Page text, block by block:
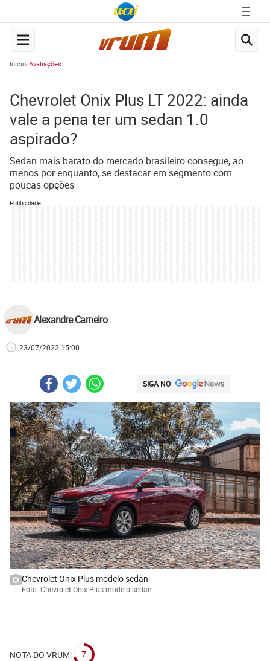
Início Avaliações
Chevrolet Onix Plus LT 2022: ainda
vale a pena ter um sedan 1.0
aspirado?
Sedan mais barato do mercado brasileiro consegue, ao
menos por enquanto, se destacar em segmento com
poucas opções
Publicidade
Alexandre Carneiro
23/07/2022 15:00
SIGA NO
Chevrolet Onix Plus modelo sedan
Foto: Chevrolet Onix Plus modelo sedan
NOTA DO VRUM: 7